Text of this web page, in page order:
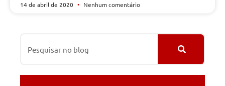
14 de abril de 2020 Nenhum comentário